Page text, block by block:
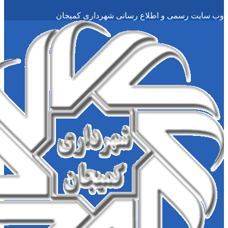
و اطلاع رسانی شهرداری کمیجان